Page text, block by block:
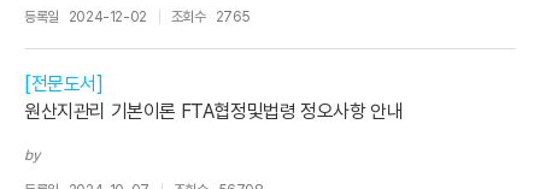
등록일 2024-12-02 조회수 2765
[전문도서]
원산지관리 기본이론 FTA협정및법령 정오사항 안내
by